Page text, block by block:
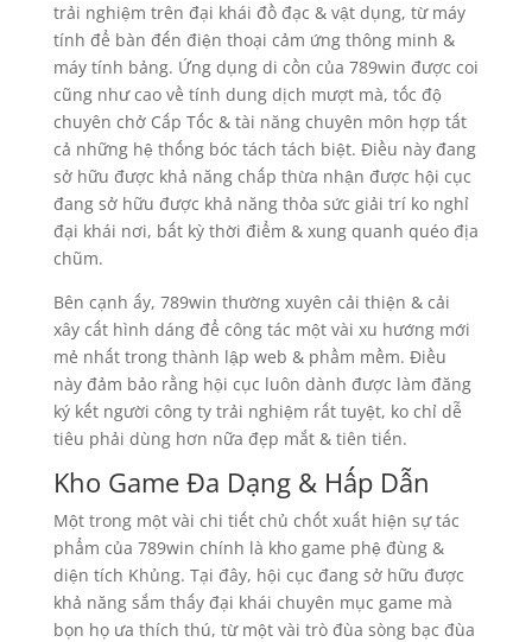
trải nghiệm trên đại khái đồ đạc & vật dụng, từ máy
tính để bàn đến điện thoại cảm ứng thông minh &
máy tính bảng. Ứng dụng di cồn của 789win được coi
cũng như cao về tính dung dịch mượt mà, tốc độ
chuyên chở Cấp Tốc & tài năng chuyên môn hợp tất
cả những hệ thống bóc tách tách biệt. Điều này đang
sở hữu được khả năng chấp thừa nhận được hội cục
đang sở hữu được khả năng thỏa sức giải trí ko nghỉ
đại khái nơi, bất kỳ thời điểm & xung quanh quéo địa
chũm.
Bên cạnh ấy, 789win thường xuyên cải thiện & cải
xây cất hình dáng để công tác một vài xu hướng mới
mẻ nhất trong thành lập web & phầm mềm. Điều
này đảm bảo rằng hội cục luôn dành được làm đăng
ký kết người công ty trải nghiệm rất tuyệt, ko chỉ dễ
tiêu phải dùng hơn nữa đẹp mắt & tiên tiến.
Kho Game Đa Dạng & Hấp Dẫn
Một trong một vài chi tiết chủ chốt xuất hiện sự tác
phẩm của 789win chính là kho game phệ đùng &
diện tích Khủng. Tại đây, hội cục đang sở hữu được
khả năng sắm thấy đại khái chuyên mục game mà
bọn họ ưa thích thú, từ một vài trò đùa sòng bạc đùa